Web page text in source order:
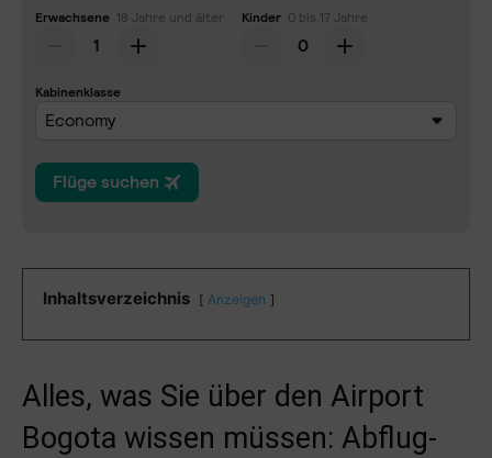
Inhaltsverzeichnis Anzeigen
Alles, was Sie über den Airport
Bogota wissen müssen: Abflug-